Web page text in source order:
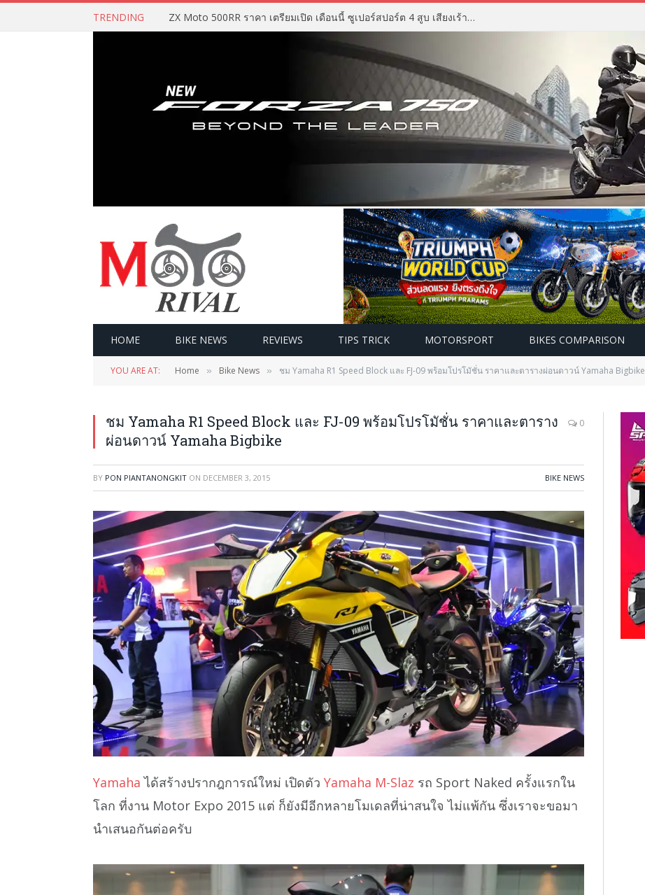
TRENDING ZX Moto 500RR ราคา เตรียมเปิด เดือนนี้ ซูเปอร์สปอร์ต 4 สูบ เสียงเร้าใจ ดีไซน์ดุดัน
HOME BIKE NEWS REVIEWS TIPS TRICK MOTORSPORT BIKES COMPARISON
YOU ARE AT: Home » Bike News » ชม Yamaha R1 Speed Block และ FJ-09 พร้อมโปรโมัชั่น ราคาและตารางผ่อนดาวน์ Yamaha Bigbike
ชม Yamaha R1 Speed Block และ FJ-09 พร้อมโปรโมัชั่น ราคาและตาราง
ผ่อนดาวน์ Yamaha Bigbike
0
BY PON PIANTANONGKIT ON DECEMBER 3, 2015 BIKE NEWS
Yamaha ได้สร้างปรากฎการณ์ใหม่ เปิดตัว Yamaha M-Slaz รถ Sport Naked ครั้งแรกใน
โลก ที่งาน Motor Expo 2015 แต่ ก็ยังมีอีกหลายโมเดลที่น่าสนใจ ไม่แพ้กัน ซึ่งเราจะขอมา
นำเสนอกันต่อครับ